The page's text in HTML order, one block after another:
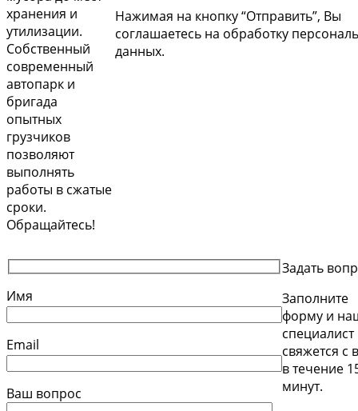
хранения и
утилизации.
Собственный
современный
автопарк и
бригада
опытных
грузчиков
позволяют
выполнять
работы в сжатые
сроки.
Обращайтесь!
Нажимая на кнопку “Отправить”, Вы
соглашаетесь на обработку
данных.
Имя
Email
Ваш вопрос
Задать
Заполните
форму и
специалист
свяжется с
в течение
минут.